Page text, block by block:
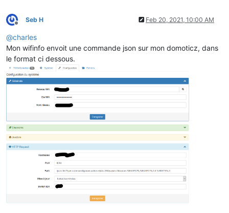
Offline
Seb H Feb 20, 2021, 10:00 AM
@charles
Mon wifinfo envoit une commande json sur mon domoticz, dans
le format ci dessous.